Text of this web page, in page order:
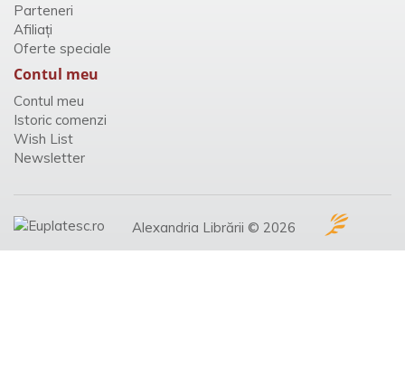
Parteneri
Afiliaţi
Oferte speciale
Contul meu
Contul meu
Istoric comenzi
Wish List
Newsletter
Alexandria Librării © 2026